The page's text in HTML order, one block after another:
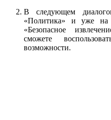
В следующем
«Политика» и уже
«Безопасное
сможете
возможности.